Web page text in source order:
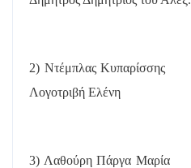
2) Ντέμπλας Κυπαρίσσης
Λογοτριβή Ελένη
3) Λαθούρη Πάργα Μαρία